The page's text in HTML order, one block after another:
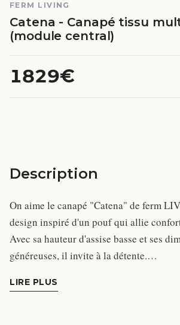
FERM LIVING
Catena - Canapé tissu
(module central)
1829€
Description
On aime le canapé "Catena" de ferm
design inspiré d'un pouf qui allie
Avec sa hauteur d'assise basse et ses
généreuses, il invite à la détente.…
LIRE PLUS